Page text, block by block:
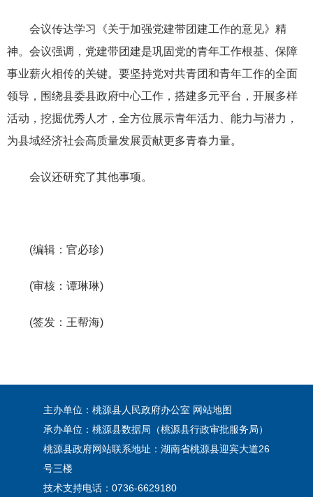
会议传达学习《关于加强党建带团建工作的意见》精
神。会议强调，党建带团建是巩固党的青年工作根基、保障
事业薪火相传的关键。要坚持党对共青团和青年工作的全面
领导，围绕县委县政府中心工作，搭建多元平台，开展多样
活动，挖掘优秀人才，全方位展示青年活力、能力与潜力，
为县域经济社会高质量发展贡献更多青春力量。
会议还研究了其他事项。
(编辑：官必珍)
(审核：谭琳琳)
(签发：王帮海)
主办单位：桃源县人民政府办公室 网站地图
承办单位：桃源县数据局（桃源县行政审批服务局）
桃源县政府网站联系地址：湖南省桃源县迎宾大道26
号三楼
技术支持电话：0736-6629180